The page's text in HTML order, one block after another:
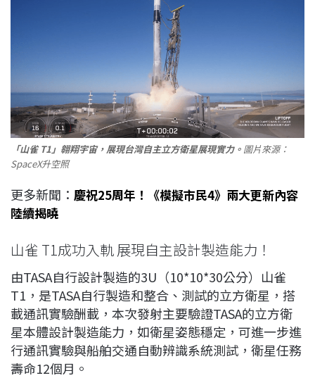
「山雀 T1」翱翔宇宙，展現台灣自主立方衛星展現實力。 圖片來源：
SpaceX升空照
更多新聞： 慶祝25周年！《模擬市民4》兩大更新內容
陸續揭曉
山雀 T1成功入軌 展現自主設計製造能力！
由TASA自行設計製造的3U（10*10*30公分）山雀
T1，是TASA自行製造和整合、測試的立方衛星，搭
載通訊實驗酬載，本次發射主要驗證TASA的立方衛
星本體設計製造能力，如衛星姿態穩定，可進一步進
行通訊實驗與船舶交通自動辨識系統測試，衛星任務
壽命12個月。